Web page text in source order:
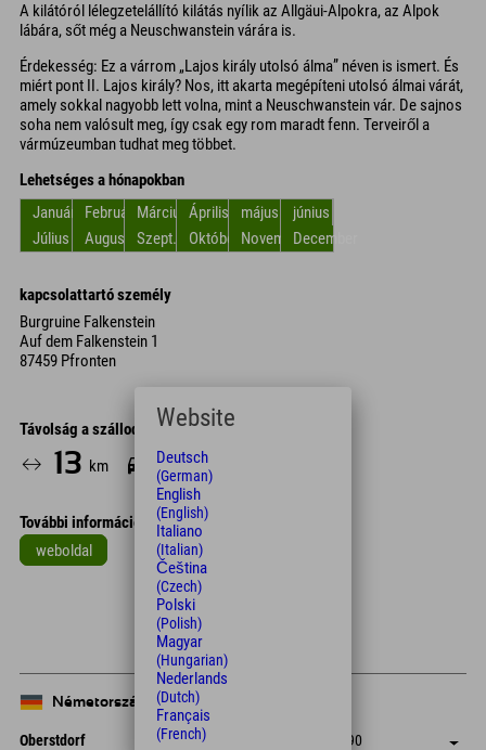
A kilátóról lélegzetelállító kilátás nyílik az Allgäui-Alpokra, az Alpok
lábára, sőt még a Neuschwanstein várára is.
Érdekesség: Ez a várrom „Lajos király utolsó álma” néven is ismert. És
miért pont II. Lajos király? Nos, itt akarta megépíteni utolsó álmai várát,
amely sokkal nagyobb lett volna, mint a Neuschwanstein vár. De sajnos
soha nem valósult meg, így csak egy rom maradt fenn. Terveiről a
vármúzeumban tudhat meg többet.
Lehetséges a hónapokban
Január
Február Március Április május
június
Július
AugusztusSzept. Október NovemberDecember
kapcsolattartó személy
Burgruine Falkenstein
Auf dem Falkenstein 1
87459 Pfronten
Távolság a szállodától
13 km 24 Min.
További információk
weboldal
Németország
Oberstdorf +49 8322 940 790
Website
Deutsch
(German)
English
(English)
Italiano
(Italian)
Čeština
(Czech)
Polski
(Polish)
Magyar
(Hungarian)
Nederlands
(Dutch)
Français
(French)